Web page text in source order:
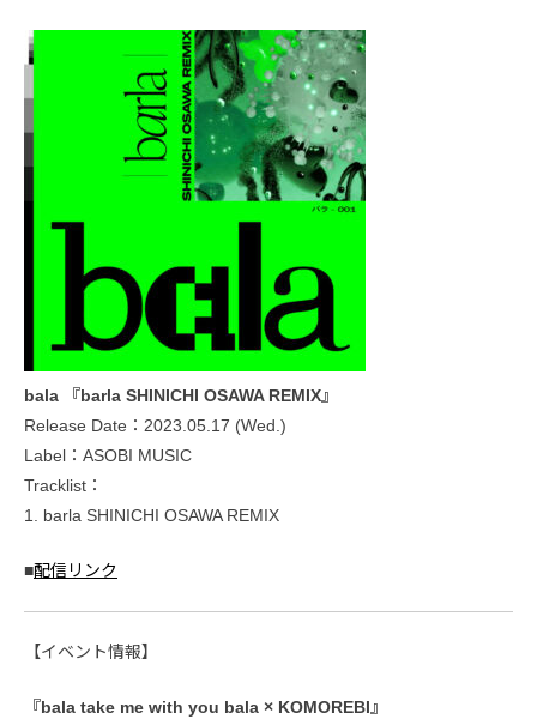
bala 『barla SHINICHI OSAWA REMIX』
Release Date：2023.05.17 (Wed.)
Label：ASOBI MUSIC
Tracklist：
1. barla SHINICHI OSAWA REMIX
■配信リンク
【イベント情報】
『bala take me with you bala × KOMOREBI』